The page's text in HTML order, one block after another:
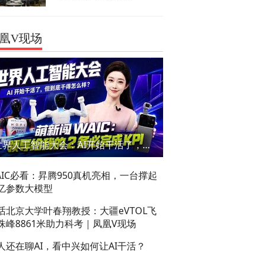
V现场
世界人工智能大会：AI开始干活了，但到底干的怎么样？萌新闯WAIC
必看：昇腾950真机亮相，一台撑起
参数大模型
北京大学叶春翔教授：大疆eVTOL飞
峰8861米助力科考｜凤凰V现场
还在聊AI，看中兴如何让AI干活？